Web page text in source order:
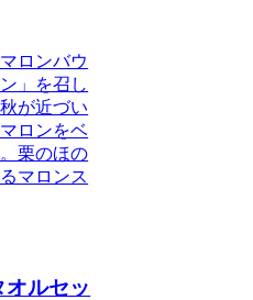
ロンバウ
」を召し
が近づい
ロンをベ
栗のほの
マロンス
ルセッ